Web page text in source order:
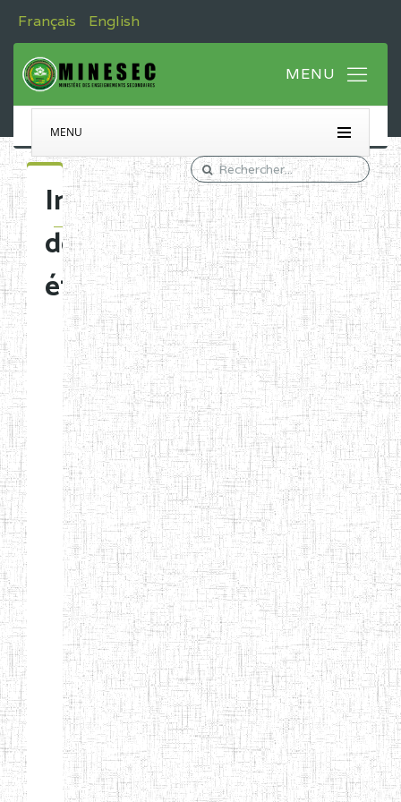
Français English
MENU
Immatriculation
des
établissements
Etablissements
d'enseignement
normal
ENI
Chercher:
Effacer les filtres
Denomination
Type